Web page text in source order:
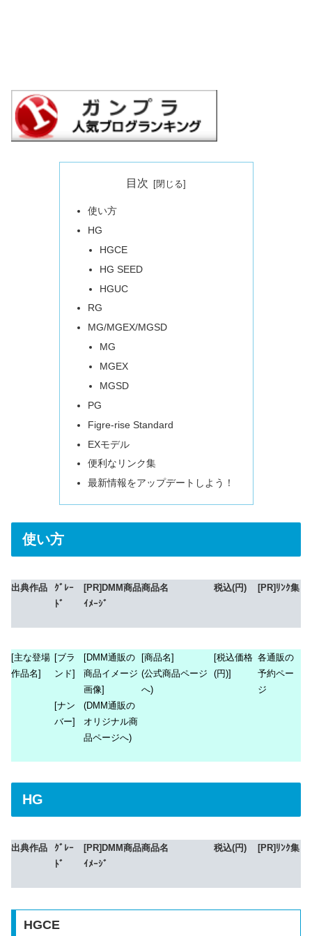
目次
使い方
HG
HGCE
HG SEED
HGUC
RG
MG/MGEX/MGSD
MG
MGEX
MGSD
PG
Figre-rise Standard
EXモデル
便利なリンク集
最新情報をアップデートしよう！
使い方
出典作品
ｸﾞﾚｰ
ﾄﾞ
[PR]DMM商品
ｲﾒｰｼﾞ
商品名 税込(円) [PR]ﾘﾝｸ集
[主な登場
作品名]
[ブラ
ンド]
[ナン
バー]
[DMM通販の
商品イメージ
画像]
(DMM通販の
オリジナル商
品ページへ)
[商品名]
(公式商品ページ
へ)
[税込価格
(円)]
各通販の
予約ペー
ジ
HG
出典作品
ｸﾞﾚｰ
ﾄﾞ
[PR]DMM商品
ｲﾒｰｼﾞ
商品名 税込(円) [PR]ﾘﾝｸ集
HGCE